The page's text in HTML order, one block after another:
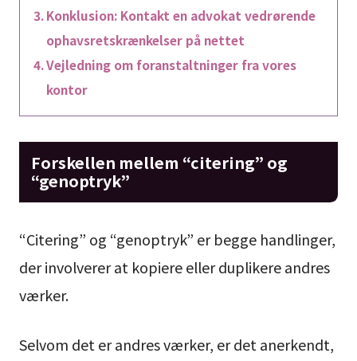
Konklusion: Kontakt en advokat vedrørende
ophavsretskrænkelser på nettet
Vejledning om foranstaltninger fra vores
kontor
Forskellen mellem “citering” og
“genoptryk”
“Citering” og “genoptryk” er begge handlinger,
der involverer at kopiere eller duplikere andres
værker.
Selvom det er andres værker, er det anerkendt,